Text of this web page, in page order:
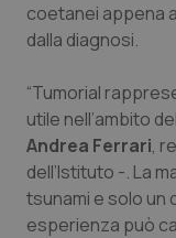
Piemonte
Provincia
Provincia
Puglia
HIV
Infezioni &
Malattie
coetanei appena
dalla diagnosi.
“Tumorial
utile nell’ambito
Andrea Ferrari,
dell’Istituto -. La
tsunami e solo un
esperienza può